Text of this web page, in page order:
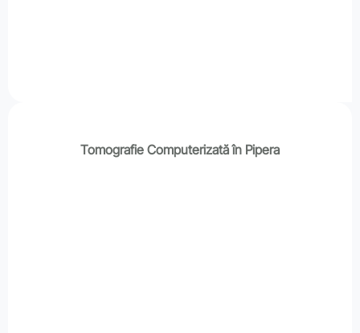
Tomografie Computerizată în Pipera